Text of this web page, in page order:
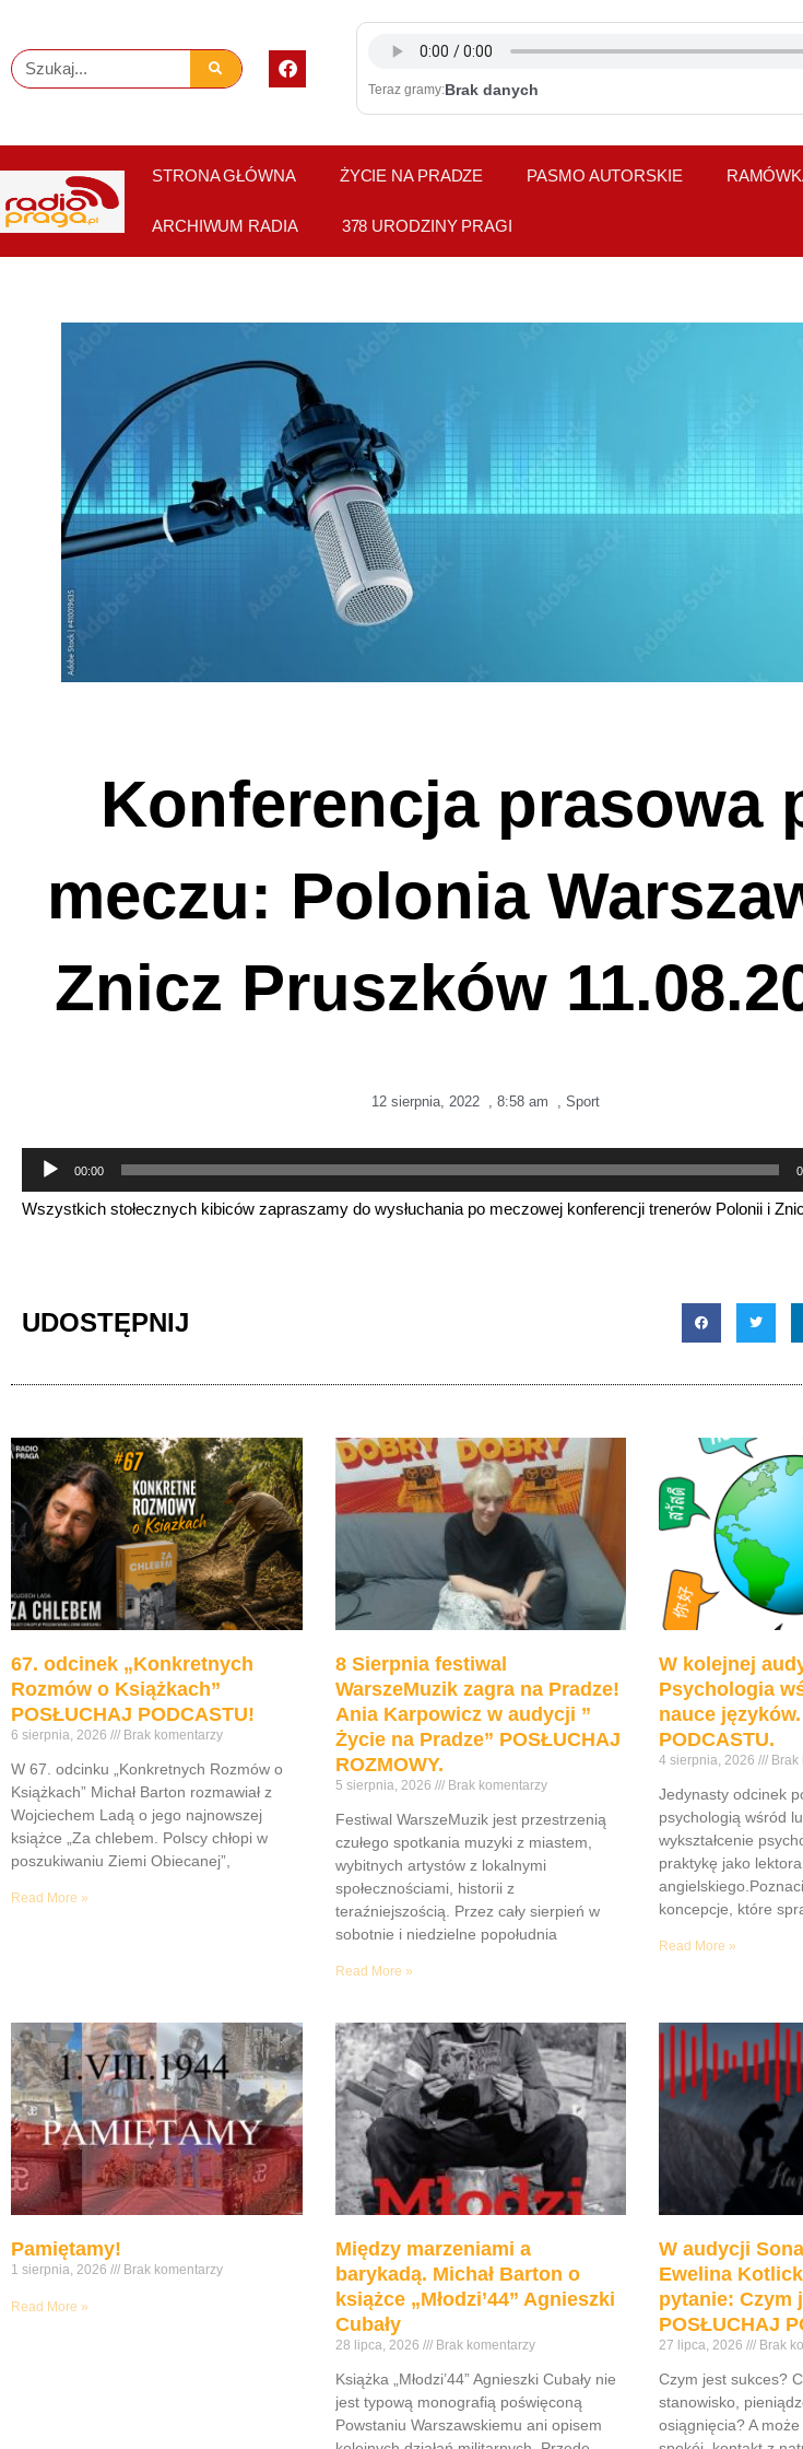
content
Szukaj
F
a
c
o
o
k
Teraz gramy:Brak danych
STRONA GŁÓWNA ŻYCIE NA PRADZE PASMO AUTORSKIE
ARCHIWUM RADIA 378 URODZINY PRAGI
Konferencja prasowa
meczu: Polonia
Znicz Pruszków
12 sierpnia, 2022 , 8:58 am , Sport
Odtwarzacz
plików
00:00
Wszystkich stołecznych kibiców zapraszamy do wysłuchania po meczowej konferencji trenerów Polonii i
UDOSTĘPNIJ
67. odcinek „Konkretnych
Rozmów o Książkach”
POSŁUCHAJ PODCASTU!
6 sierpnia, 2026 Brak komentarzy
W 67. odcinku „Konkretnych Rozmów o
Książkach” Michał Barton rozmawiał z
Wojciechem Ladą o jego najnowszej
książce „Za chlebem. Polscy chłopi w
poszukiwaniu Ziemi Obiecanej”,
Read More »
8 Sierpnia festiwal
WarszeMuzik zagra na Pradze!
Ania Karpowicz w audycji ”
Życie na Pradze” POSŁUCHAJ
ROZMOWY.
5 sierpnia, 2026 Brak komentarzy
Festiwal WarszeMuzik jest przestrzenią
czułego spotkania muzyki z miastem,
wybitnych artystów z lokalnymi
społecznościami, historii z
teraźniejszością. Przez cały sierpień w
sobotnie i niedzielne popołudnia
Read More »
W kolejnej
Psychologia
nauce
PODCASTU.
4 sierpnia, 2026 Brak
Jedynasty odcinek
psychologią wśród
wykształcenie
praktykę jako
koncepcje, które
Read More »
Pamiętamy!
1 sierpnia, 2026 Brak komentarzy
Read More »
Między marzeniami a
barykadą. Michał Barton o
książce „Młodzi’44” Agnieszki
Cubały
28 lipca, 2026 Brak komentarzy
Książka „Młodzi’44” Agnieszki Cubały nie
jest typową monografią poświęconą
Powstaniu Warszawskiemu ani opisem
W audycji
Ewelina
pytanie: Czym
POSŁUCHAJ
27 lipca, 2026 Brak
Czym jest sukces?
stanowisko,
osiągnięcia? A może